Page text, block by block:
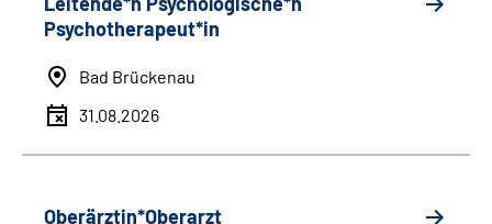
Psychotherapeut*in
Bad Brückenau
31.08.2026
Oberärztin*Oberarzt